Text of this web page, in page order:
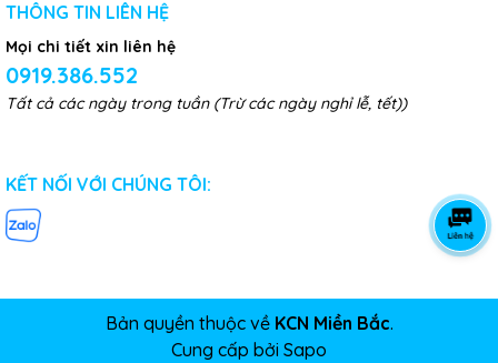
THÔNG TIN LIÊN HỆ
Mọi chi tiết xin liên hệ
0919.386.552
Tất cả các ngày trong tuần (Trừ các ngày nghỉ lễ, tết))
KẾT NỐI VỚI CHÚNG TÔI:
Bản quyền thuộc về KCN Miền Bắc.
Cung cấp bởi Sapo